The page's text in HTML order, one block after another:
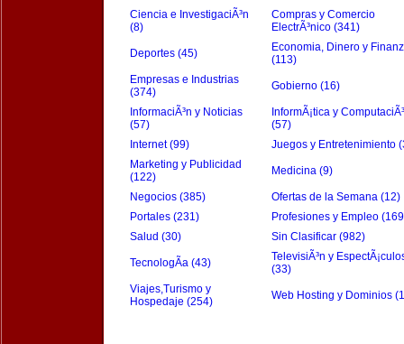
Ciencia e InvestigaciÃ³n
(8)
Compras y Comercio
ElectrÃ³nico (341)
Deportes (45)
Economia, Dinero y
(113)
Empresas e Industrias
(374)
Gobierno (16)
InformaciÃ³n y Noticias
(57)
InformÃ¡tica y
(57)
Internet (99)
Juegos y Entretenimiento
Marketing y Publicidad
(122)
Medicina (9)
Negocios (385)
Ofertas de la Semana (12)
Portales (231)
Profesiones y Empleo
Salud (30)
Sin Clasificar (982)
TecnologÃ­a (43)
TelevisiÃ³n y
(33)
Viajes,Turismo y
Hospedaje (254)
Web Hosting y Dominios